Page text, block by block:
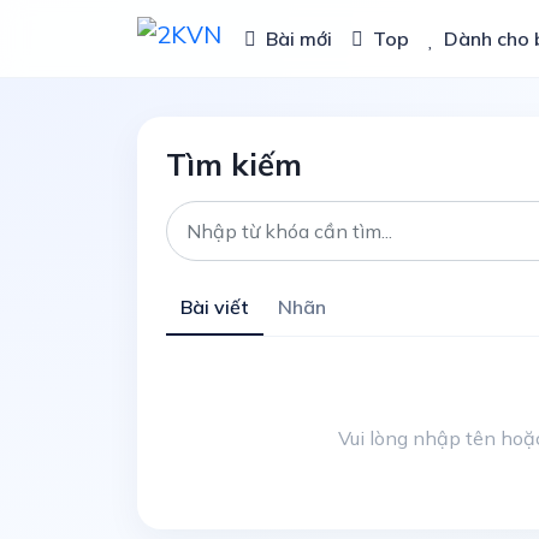
Bài mới Top Dành cho
Tìm kiếm
Bài viết Nhãn
Vui lòng nhập tên